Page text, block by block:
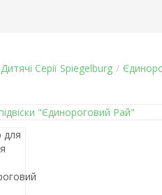
Дитячі Серії Spiegelburg /